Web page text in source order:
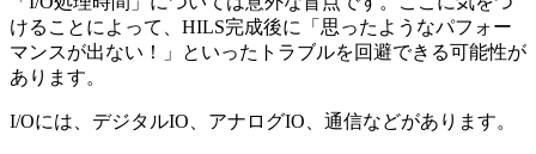
けることによって、HILS完成後に「思ったようなパフォー
マンスが出ない！」といったトラブルを回避できる可能性が
あります。
I/Oには、デジタルIO、アナログIO、通信などがあります。